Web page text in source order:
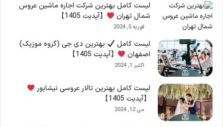
لیست کامل بهترین شرکت اجاره ماشین عروس
شمال تهران
【آپدیت 1405】
فوریه 5, 2024
لیست کامل
بهترین دی جی (گروه موزیک)
اصفهان
【آپدیت 1405】
اکتبر 1, 2024
لیست کامل بهترین تالار عروسی نیشابور
【آپدیت 1405】
می 12, 2024